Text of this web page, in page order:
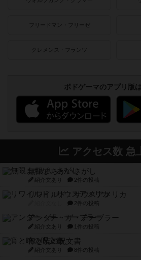
フリードマン・フリーゼ
クレメンス・フランツ
ボドゲーマのアプリ版
アクセス数 急
無限まちがいさがし
紹介文あり 2件の投稿
リワイルド：サウスアメリカ
2件の投稿
アンダー・ザ・テーブラー
紹介文あり 1件の投稿
宵と暁の呪文書
紹介文あり 8件の投稿